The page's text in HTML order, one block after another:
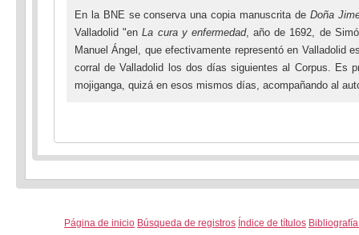
En la BNE se conserva una copia manuscrita de Doña
Valladolid "enLa cura y enfermedad, año de 1692, de
Manuel Ángel, que efectivamente representó en Valladolid
corral de Valladolid los dos días siguientes al Corpus. Es
mojiganga, quizá en esos mismos días, acompañando al
Página de inicio Búsqueda de registros Índice de títulos